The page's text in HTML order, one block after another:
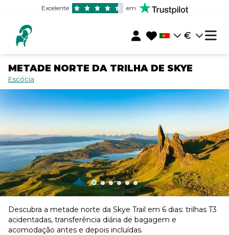
Excelente em
€
METADE NORTE DA TRILHA DE SKYE
Escócia
Descubra a metade norte da Skye Trail em 6 dias: trilhas T3
acidentadas, transferência diária de bagagem e
acomodação antes e depois incluídas.